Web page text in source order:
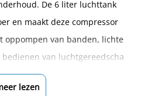
De 6 liter luchttank
en maakt deze compressor
oppompen van banden, lichte
van luchtgereedscha
lezen